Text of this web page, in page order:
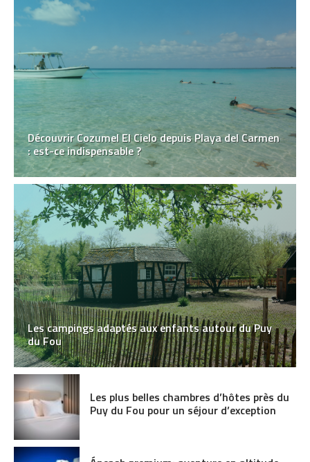
Découvrir Cozumel El Cielo depuis Playa del Carmen
: est-ce indispensable ?
Les campings adaptés aux enfants autour du Puy
du Fou
Les plus belles chambres d’hôtes près du
Puy du Fou pour un séjour d’exception